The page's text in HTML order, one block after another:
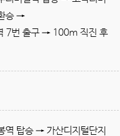
승 →
7번 출구 → 100m 직진 후
역 탑승 → 가산디지털단지